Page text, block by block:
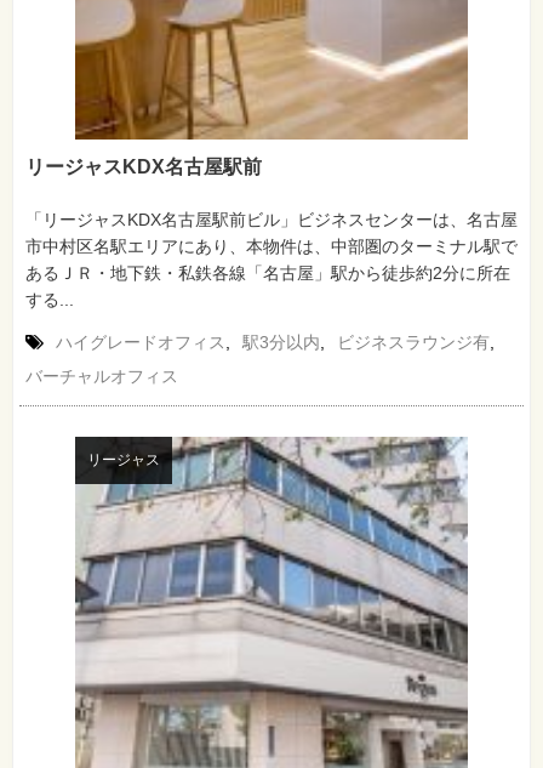
リージャスKDX名古屋駅前
「リージャスKDX名古屋駅前ビル」ビジネスセンターは、名古屋
市中村区名駅エリアにあり、本物件は、中部圏のターミナル駅で
あるＪＲ・地下鉄・私鉄各線「名古屋」駅から徒歩約2分に所在
する...
ハイグレードオフィス 駅3分以内 ビジネスラウンジ有
バーチャルオフィス
リージャス